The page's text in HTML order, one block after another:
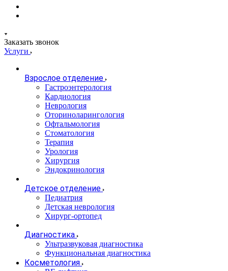
Заказать звонок
Услуги
Взрослое отделение
Гастроэнтерология
Кардиология
Неврология
Оториноларингология
Офтальмология
Стоматология
Терапия
Урология
Хирургия
Эндокринология
Детское отделение
Педиатрия
Детская неврология
Хирург-ортопед
Диагностика
Ультразвуковая диагностика
Функциональная диагностика
Косметология